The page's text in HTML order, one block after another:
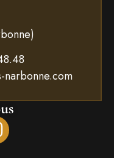
narbonne.com